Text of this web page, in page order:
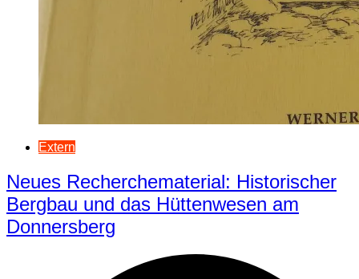
Extern
Neues Recherchematerial: Historischer
Bergbau und das Hüttenwesen am
Donnersberg